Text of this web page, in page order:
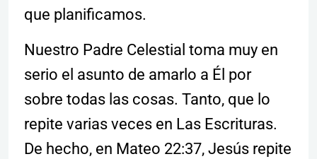
que planificamos.
Nuestro Padre Celestial toma muy en
serio el asunto de amarlo a Él por
sobre todas las cosas. Tanto, que lo
repite varias veces en Las Escrituras.
De hecho, en Mateo 22:37, Jesús repite